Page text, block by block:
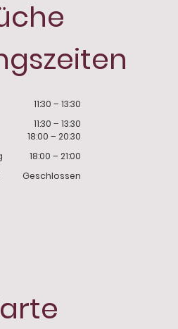
11:30 – 13:30
11:30 – 13:30
18:00 – 20:30
18:00 – 21:00
Geschlossen